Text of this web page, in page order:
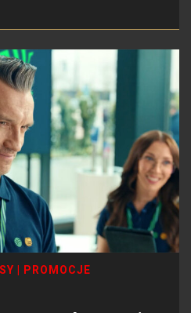
PROMOCJE